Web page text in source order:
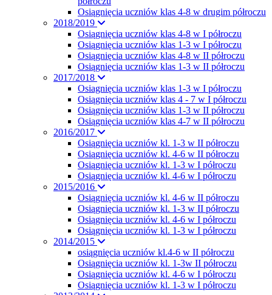
Osiągnięcia uczniów klas 4-8 w drugim półroczu
2018/2019
Osiągnięcia uczniów klas 4-8 w I półroczu
Osiągnięcia uczniów klas 1-3 w I półroczu
Osiągnięcia uczniów klas 4-8 w II półroczu
Osiągnięcia uczniów klas 1-3 w II półroczu
2017/2018
Osiagnięcia uczniów klas 1-3 w I półroczu
Osiągnięcia uczniów klas 4 - 7 w I półroczu
Osiągnięcia uczniów klas 1-3 w II półroczu
Osiągnięcia uczniów klas 4-7 w II półroczu
2016/2017
Osiągnięcia uczniów kl. 1-3 w II półroczu
Osiągnięcia uczniów kl. 4-6 w II półroczu
Osiągnięcia uczniów kl. 1-3 w I półroczu
Osiągnięcia uczniów kl. 4-6 w I półroczu
2015/2016
Osiągnięcia uczniów kl. 4-6 w II półroczu
Osiągnięcia uczniów kl. 1-3 w II półroczu
Osiągnięcia uczniów kl. 4-6 w I półroczu
Osiągnięcia uczniów kl. 1-3 w I półroczu
2014/2015
osiągnięcia uczniów kl.4-6 w II półroczu
Osiągnięcia uczniów kl. 1-3w II półroczu
Osiągnięcia uczniów kl. 4-6 w I półroczu
Osiągnięcia uczniów kl. 1-3 w I półroczu